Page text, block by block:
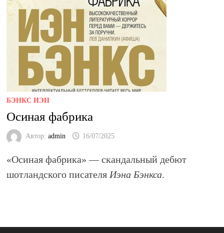
БЭНКС ИЭН
Осиная фабрика
Автор:admin 16/07/2025
«Осиная фабрика» — скандальный дебют
шотландского писателя Иэна Бэнкса.